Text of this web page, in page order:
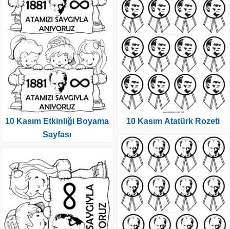
10 Kasım Etkinliği Boyama
Sayfası
10 Kasım Atatürk Rozeti